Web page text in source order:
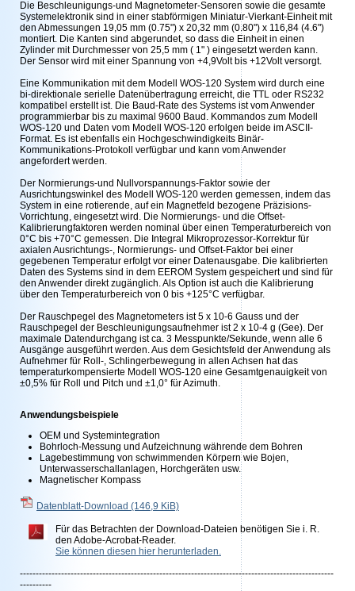
Die Beschleunigungs-und Magnetometer-Sensoren sowie die gesamte
Systemelektronik sind in einer stabförmigen Miniatur-Vierkant-Einheit mit
den Abmessungen 19,05 mm (0.75") x 20,32 mm (0.80") x 116,84 (4.6")
montiert. Die Kanten sind abgerundet, so dass die Einheit in einen
Zylinder mit Durchmesser von 25,5 mm ( 1" ) eingesetzt werden kann.
Der Sensor wird mit einer Spannung von +4,9Volt bis +12Volt versorgt.
Eine Kommunikation mit dem Modell WOS-120 System wird durch eine
bi-direktionale serielle Datenübertragung erreicht, die TTL oder RS232
kompatibel erstellt ist. Die Baud-Rate des Systems ist vom Anwender
programmierbar bis zu maximal 9600 Baud. Kommandos zum Modell
WOS-120 und Daten vom Modell WOS-120 erfolgen beide im ASCII-
Format. Es ist ebenfalls ein Hochgeschwindigkeits Binär-
Kommunikations-Protokoll verfügbar und kann vom Anwender
angefordert werden.
Der Normierungs-und Nullvorspannungs-Faktor sowie der
Ausrichtungswinkel des Modell WOS-120 werden gemessen, indem das
System in eine rotierende, auf ein Magnetfeld bezogene Präzisions-
Vorrichtung, eingesetzt wird. Die Normierungs- und die Offset-
Kalibrierungfaktoren werden nominal über einen Temperaturbereich von
0°C bis +70°C gemessen. Die Integral Mikroprozessor-Korrektur für
axialen Ausrichtungs-, Normierungs- und Offset-Faktor bei einer
gegebenen Temperatur erfolgt vor einer Datenausgabe. Die kalibrierten
Daten des Systems sind in dem EEROM System gespeichert und sind für
den Anwender direkt zugänglich. Als Option ist auch die Kalibrierung
über den Temperaturbereich von 0 bis +125°C verfügbar.
Der Rauschpegel des Magnetometers ist 5 x 10-6 Gauss und der
Rauschpegel der Beschleunigungsaufnehmer ist 2 x 10-4 g (Gee). Der
maximale Datendurchgang ist ca. 3 Messpunkte/Sekunde, wenn alle 6
Ausgänge ausgeführt werden. Aus dem Gesichtsfeld der Anwendung als
Aufnehmer für Roll-, Schlingerbewegung in allen Achsen hat das
temperaturkompensierte Modell WOS-120 eine Gesamtgenauigkeit von
±0,5% für Roll und Pitch und ±1,0° für Azimuth.
Anwendungsbeispiele
OEM und Systemintegration
Bohrloch-Messung und Aufzeichnung währende dem Bohren
Lagebestimmung von schwimmenden Körpern wie Bojen,
Unterwasserschallanlagen, Horchgeräten usw.
Magnetischer Kompass
Datenblatt-Download (146,9 KiB)
Für das Betrachten der Download-Dateien benötigen Sie i. R.
den Adobe-Acrobat-Reader.
Sie können diesen hier herunterladen.
---------------------------------------------------------------------------------------------------
----------